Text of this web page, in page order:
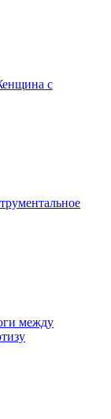
с
между